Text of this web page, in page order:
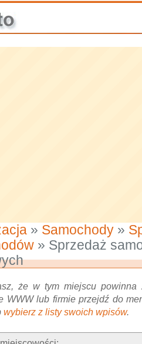
» Samochody »
» Sprzedaż
że w tym miejscu powinna
WWW lub firmie przejdź do
wybierz z listy swoich wpisów.